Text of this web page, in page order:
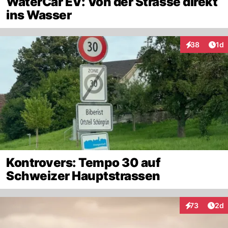
ins Wasser
38
Interaktionen
1d
Kontrovers: Tempo 30 auf
Schweizer Hauptstrassen
73
Interaktionen
2d